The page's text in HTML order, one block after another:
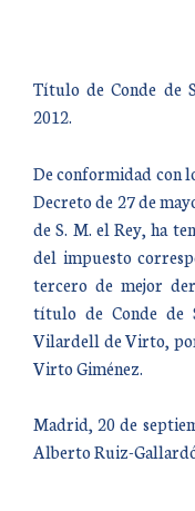
Título de Conde de
2012.
De conformidad con
Decreto de 27 de
de S. M. el Rey, ha
del impuesto
tercero de mejor
título de Conde de
Vilardell de Virto,
Virto Giménez.
Madrid, 20 de
Alberto Ruiz-